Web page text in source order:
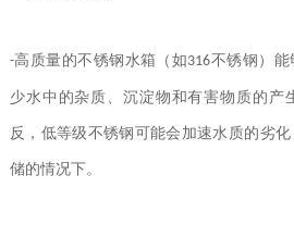
-高质量的不锈钢水箱（如316不锈钢）能
少水中的杂质、沉淀物和有害物质的产
反，低等级不锈钢可能会加速水质的劣
储的情况下。